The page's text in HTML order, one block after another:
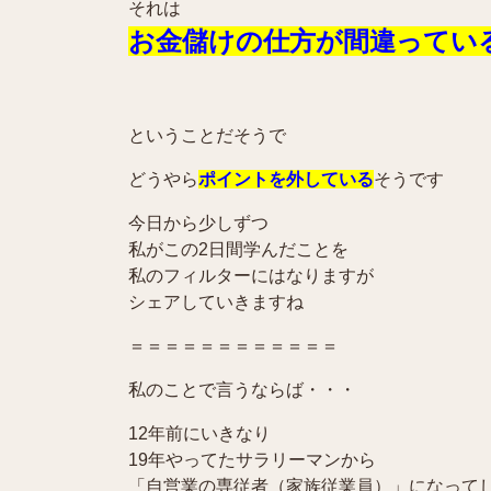
それは
お金儲けの仕方が間違ってい
ということだそうで
どうやらポイントを外しているそうです
今日から少しずつ
私がこの2日間学んだことを
私のフィルターにはなりますが
シェアしていきますね
＝＝＝＝＝＝＝＝＝＝＝＝
私のことで言うならば・・・
12年前にいきなり
19年やってたサラリーマンから
「自営業の専従者（家族従業員）」になって